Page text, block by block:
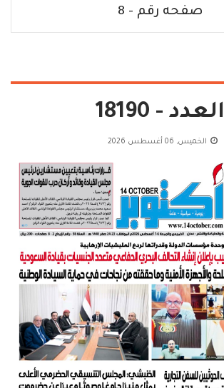
صفحه رقم - 8
العدد - 18190
الخميس, 06 أغسطس 2026